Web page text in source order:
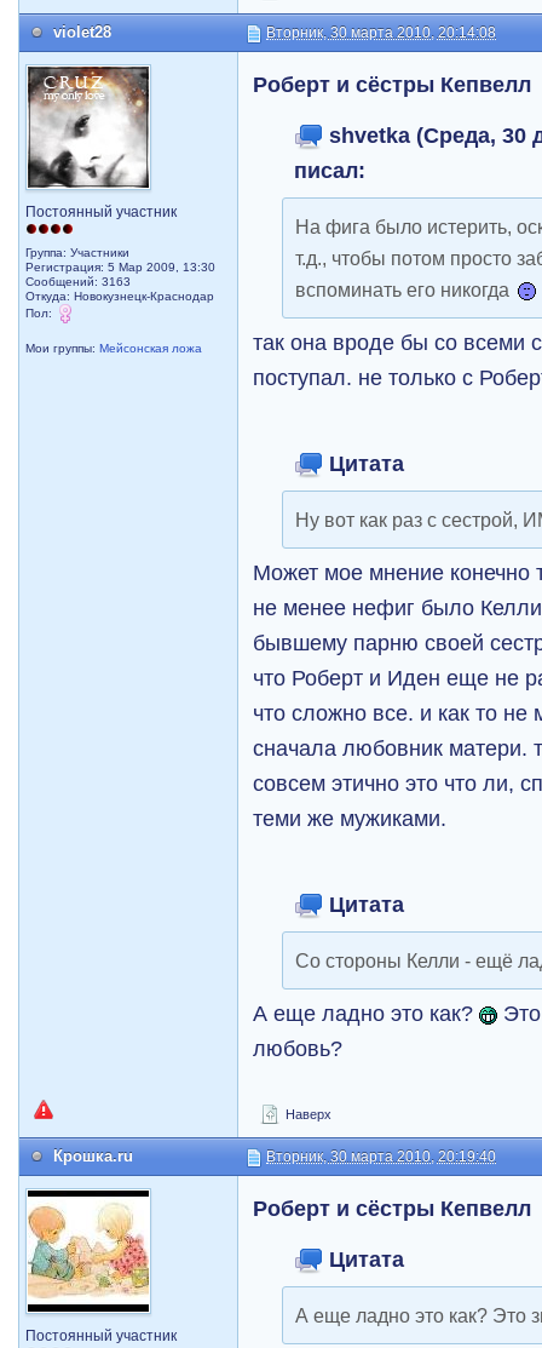
violet28 Вторник, 30 марта 2010, 20:14:08
Постоянный участник
Группа: Участники
Регистрация: 5 Мар 2009, 13:30
Сообщений: 3163
Откуда: Новокузнецк-Краснодар
Пол:
Мои группы:Мейсонская ложа
Роберт и сёстры Кепвелл
shvetka (Среда, 30
писал:
На фига было истерить,
т.д., чтобы потом просто
вспоминать его никогда
так она вроде бы со всеми
поступал. не только с
Цитата
Ну вот как раз с
Может мое мнение конечно
не менее нефиг было
бывшему парню своей
что Роберт и Иден еще не
что сложно все. и как то
сначала любовник матери.
совсем этично это что ли,
теми же мужиками.
Цитата
Со стороны Келли - ещё
А еще ладно это как?
любовь?
Наверх
Крошка.ru Вторник, 30 марта 2010, 20:19:40
Постоянный участник
Роберт и сёстры Кепвелл
Цитата
А еще ладно это как? Это